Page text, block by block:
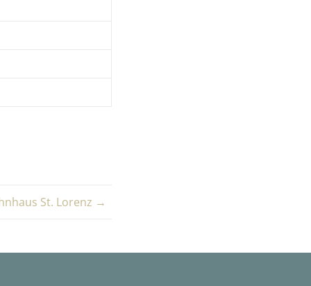
St. Lorenz →